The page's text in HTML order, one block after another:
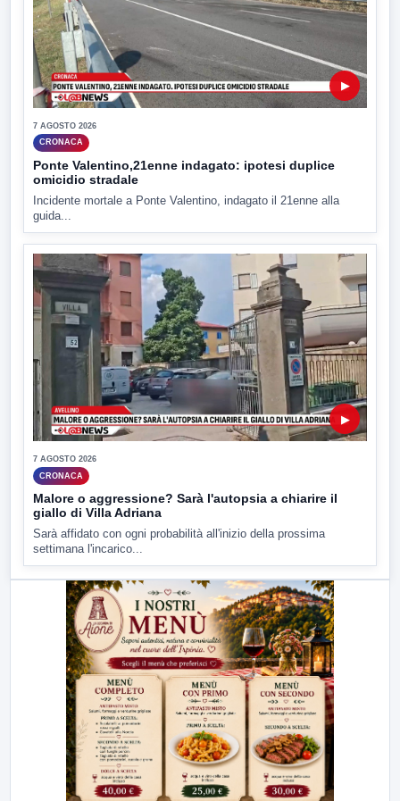
▶
7 AGOSTO 2026
CRONACA
Ponte Valentino,21enne indagato: ipotesi duplice
omicidio stradale
Incidente mortale a Ponte Valentino, indagato il 21enne alla
guida...
▶
7 AGOSTO 2026
CRONACA
Malore o aggressione? Sarà l'autopsia a chiarire il
giallo di Villa Adriana
Sarà affidato con ogni probabilità all'inizio della prossima
settimana l'incarico...